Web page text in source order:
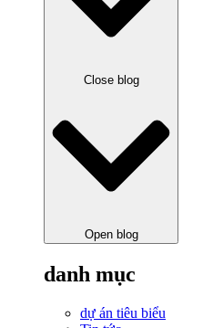
Close blog
Open blog
danh mục
dự án tiêu biểu